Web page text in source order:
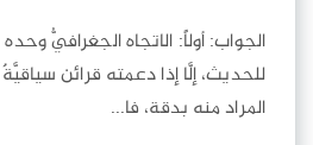
الجواب: أولاً: الاتجاه الجغرافيُّ
للحديث، إلَّا إذا دعمته قرائن
المراد منه بدقة، فا...